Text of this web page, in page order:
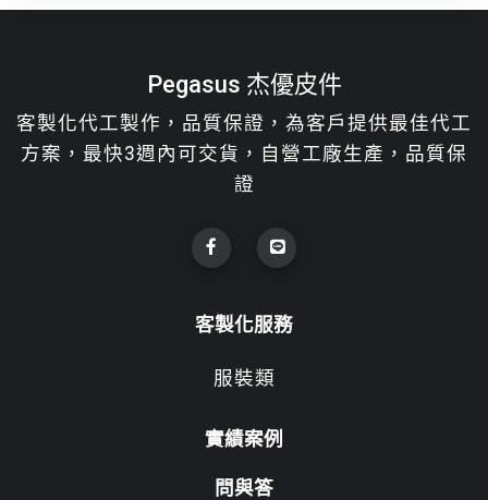
Pegasus 杰優皮件
客製化代工製作，品質保證，為客戶提供最佳代工
方案，最快3週內可交貨，自營工廠生產，品質保
證
客製化服務
服裝類
實績案例
問與答